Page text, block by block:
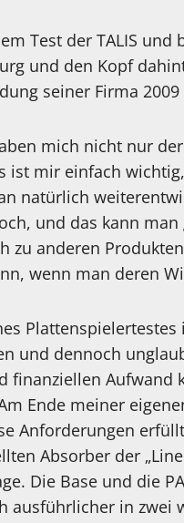
Test der TALIS und
und den Kopf
seiner Firma
mich nicht nur
ist mir einfach
natürlich
und das kann
zu anderen
wenn man deren
und dennoch
finanziellen Aufwand
Ende meiner
Anforderungen
Absorber der
Die Base und die
ausführlicher in zwei